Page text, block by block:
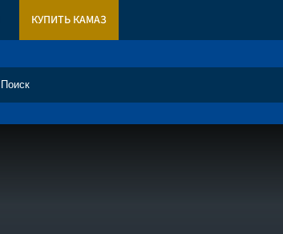
КУПИТЬ КАМАЗ